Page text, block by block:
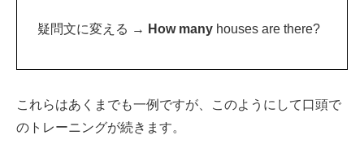
疑問文に変える → How many houses are there?
これらはあくまでも一例ですが、このようにして口頭で
のトレーニングが続きます。